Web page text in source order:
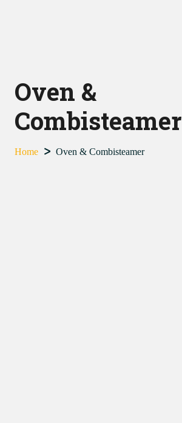
Oven &
Combisteamer
Home Oven & Combisteamer